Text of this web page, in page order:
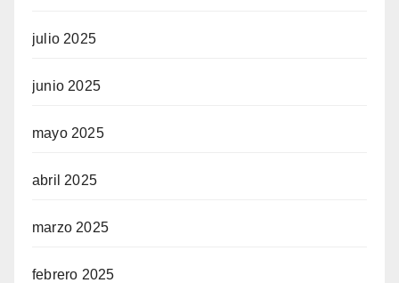
julio 2025
junio 2025
mayo 2025
abril 2025
marzo 2025
febrero 2025